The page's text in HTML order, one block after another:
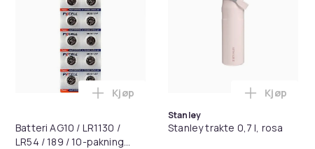
- mage- og kjernetrening, yoga og
for Bose QC35 I/II, QC25, QC15, QC 2 AE 2, AE 2i, AE 2w,
Batteri AG10 / LR1130 /
LR54 / 189 / 10-pakning
Legg Batteri AG10 / LR1130 / LR54 / 189
Kjøp
Stanley
Stanley trakte 0,7 l, rosa
Legg
Kjøp